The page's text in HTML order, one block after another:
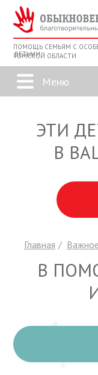
ПОМОЩЬ СЕМЬЯМ С
ДЕТЬМИ
ТОМСКОЙ ОБЛАСТИ
ЭТИ
В
Главная Важное
В